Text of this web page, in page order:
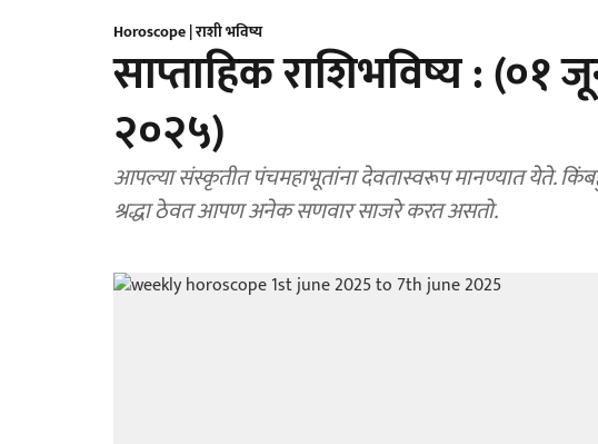
Horoscope | राशी भविष्य
साप्ताहिक राशिभविष्य :
२०२५)
आपल्या संस्कृतीत पंचमहाभूतांना देवतास्वरूप मानण्यात येते.
श्रद्धा ठेवत आपण अनेक सणवार साजरे करत असतो.